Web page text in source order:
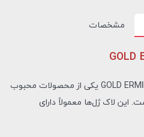
مشخصات
لاک ژل PNS (پی ان اس) مدل GOLD ERMINE یکی از محصولات محبوب
این لاک ژل‌ها معمولاً دارای